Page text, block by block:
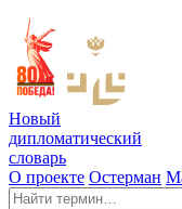
Новый
дипломатический
словарь
О проекте Остерман